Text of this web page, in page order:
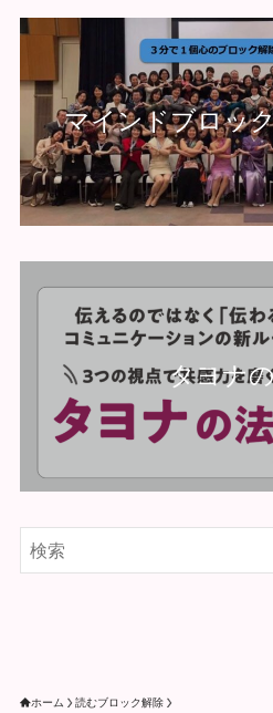
マインドブロッ
タヨナ
ホーム 読むブロック解除